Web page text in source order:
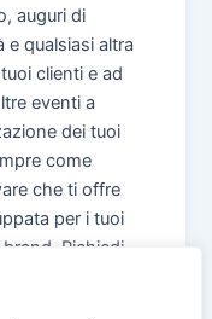
auguri di
e qualsiasi altra
clienti e ad
eventi a
dei tuoi
come
che ti offre
per i tuoi
Richiedi
per gestire il
gestionale di